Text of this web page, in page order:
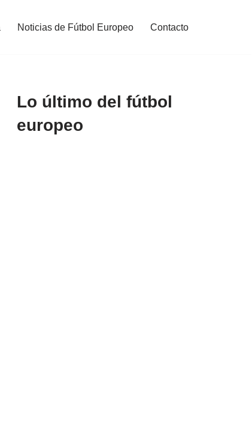
Noticias de Fútbol Europeo Contacto
Lo último del fútbol
europeo